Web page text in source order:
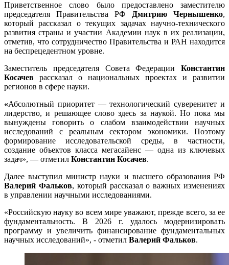
Приветственное слово было предоставлено заместителю
председателя Правительства РФ Дмитрию Чернышенко,
который рассказал о текущих задачах научно-технического
развития страны и участии Академии наук в их реализации,
отметив, что сотрудничество Правительства и РАН находится
на беспрецедентном уровне.
Заместитель председателя Совета Федерации Константин
Косачев рассказал о национальных проектах и развитии
регионов в сфере науки.
«Абсолютный приоритет — технологический суверенитет и
лидерство, и решающее слово здесь за наукой. Но пока мы
вынуждены говорить о слабом взаимодействии научных
исследований с реальным сектором экономики. Поэтому
формирование исследовательской среды, в частности,
создание объектов класса мегасайенс — одна из ключевых
задач», — отметил Константин Косачев.
Далее выступил министр науки и высшего образования РФ
Валерий Фальков, который рассказал о важных изменениях
в управлении научными исследованиями.
«Российскую науку во всем мире уважают, прежде всего, за ее
фундаментальность. В 2026 г. удалось модернизировать
программу и увеличить финансирование фундаментальных
научных исследований», - отметил Валерий Фальков.